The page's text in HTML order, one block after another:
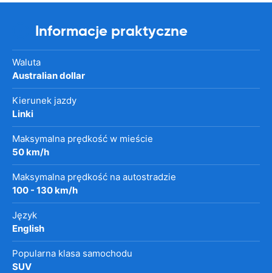
Informacje praktyczne
Waluta
Australian dollar
Kierunek jazdy
Linki
Maksymalna prędkość w mieście
50 km/h
Maksymalna prędkość na autostradzie
100 - 130 km/h
Język
English
Popularna klasa samochodu
SUV